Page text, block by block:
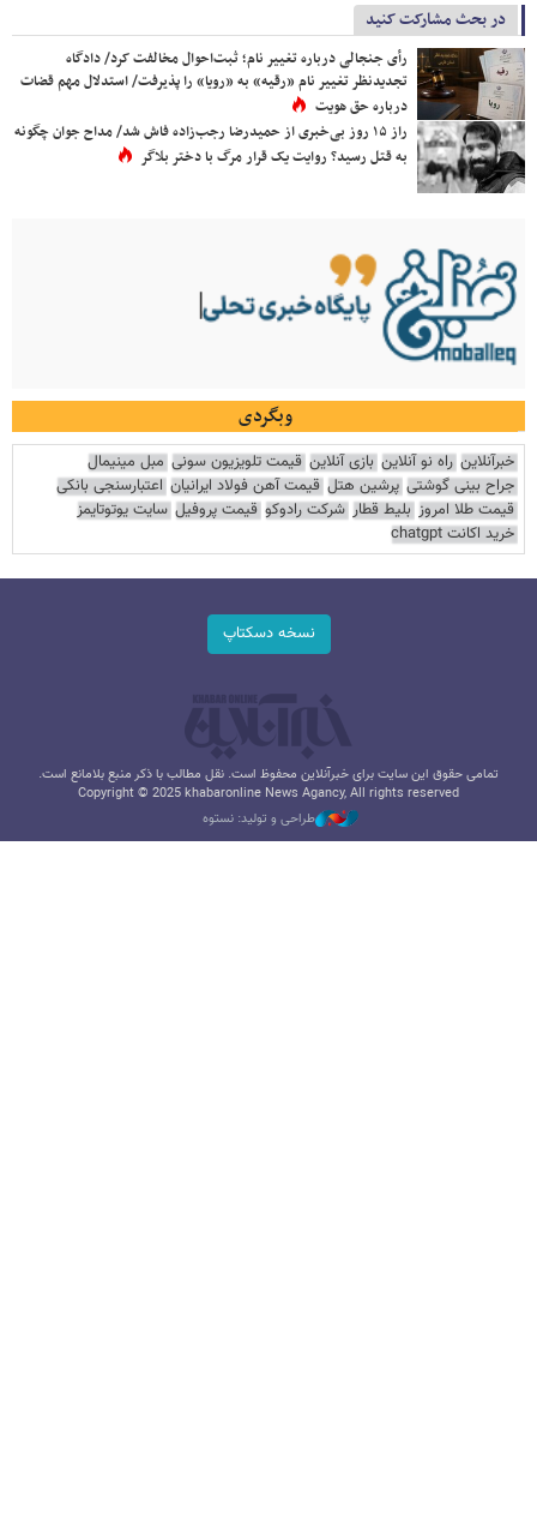
در بحث مشارکت کنید
رأی جنجالی درباره تغییر نام؛ ثبت‌احوال مخالفت کرد/ دادگاه
تجدیدنظر تغییر نام «رقیه» به «رویا» را پذیرفت/ استدلال مهم قضات
درباره حق هویت
راز ۱۵ روز بی‌خبری از حمیدرضا رجب‌زاده فاش شد/ مداح جوان چگونه
به قتل رسید؟ روایت یک قرار مرگ با دختر بلاگر
وبگردی
خبرآنلاین راه نو آنلاین بازی آنلاین قیمت تلویزیون سونی مبل مینیمال
جراح بینی گوشتی پرشین هتل قیمت آهن فولاد ایرانیان اعتبارسنجی بانکی
قیمت طلا امروز بلیط قطار شرکت رادوکو قیمت پروفیل سایت یوتوتایمز
خرید اکانت chatgpt
نسخه دسکتاپ
تمامی حقوق این سایت برای خبرآنلاین محفوظ است. نقل مطالب با ذکر منبع بلامانع است.
Copyright © 2025 khabaronline News Agancy, All rights reserved
طراحی و تولید: نستوه